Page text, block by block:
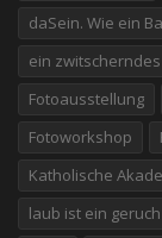
daSein. Wie ein
ein
Fotoausstellung
Fotoworkshop
Katholische
laub ist ein